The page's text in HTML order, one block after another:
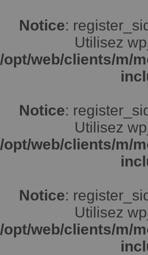
Notice:
Utilisez
/opt/web/clients/m/
Notice:
Utilisez
/opt/web/clients/m/
Notice:
Utilisez
/opt/web/clients/m/